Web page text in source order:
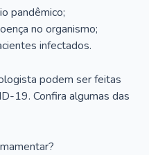
pandêmico;
no organismo;
infectados.
podem ser feitas
19. Confira algumas das